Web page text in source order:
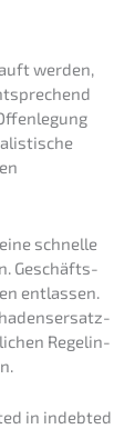
werden,
schnel­le
Geschäfts­
entlas­sen.
Regel­in­
in indeb­ted